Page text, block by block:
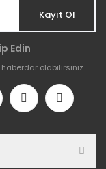
Kayıt Ol
Edin
olabilirsiniz.